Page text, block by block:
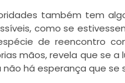
também tem
como se
de reencontro
mãos, revela que se a
há esperança que se